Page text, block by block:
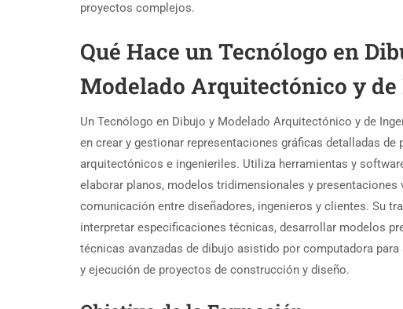
proyectos complejos.
Qué Hace un Tecnólogo en
Modelado Arquitectónico y
Un Tecnólogo en Dibujo y Modelado Arquitectónico y de
en crear y gestionar representaciones gráficas detalladas de
arquitectónicos e ingenieriles. Utiliza herramientas y
elaborar planos, modelos tridimensionales y
comunicación entre diseñadores, ingenieros y clientes. Su
interpretar especificaciones técnicas, desarrollar modelos
técnicas avanzadas de dibujo asistido por computadora
y ejecución de proyectos de construcción y diseño.